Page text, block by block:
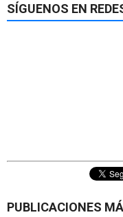
SÍGUENOS EN
PUBLICACIONES